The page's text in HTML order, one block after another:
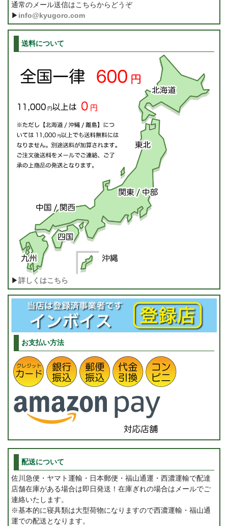
通常のメール送信はこちらからどうぞ
▶ info@kyugoro.com
送料について
▶詳しくはこちら
お支払い方法
配送について
佐川急便・ヤマト運輸・日本郵便・福山通運・西濃運輸で配達
店舗在庫がある場合は即日発送！在庫ぎれの場合はメールでご
連絡いたします。
※基本的に寝具類は大型荷物になりますので西濃運輸・福山通
運での配送となります。